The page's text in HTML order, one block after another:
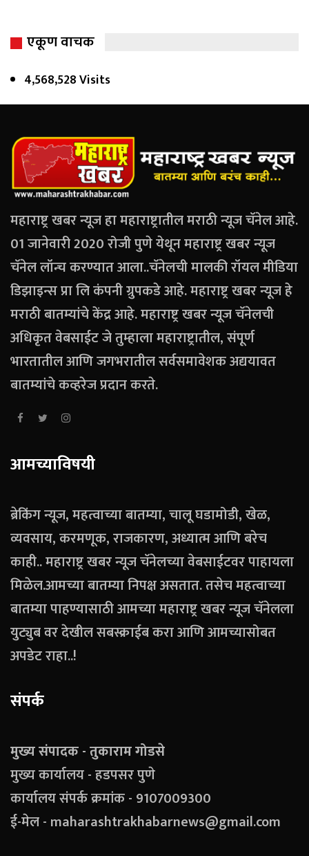
एकूण वाचक
4,568,528 Visits
महाराष्ट्र खबर न्यूज हा महाराष्ट्रातील मराठी न्यूज चॅनेल आहे.
01 जानेवारी 2020 रोजी पुणे येथून महाराष्ट्र खबर न्यूज
चॅनेल लॉन्च करण्यात आला..चॅनेलची मालकी रॉयल मीडिया
डिझाइन्स प्रा लि कंपनी ग्रुपकडे आहे. महाराष्ट्र खबर न्यूज हे
मराठी बातम्यांचे केंद्र आहे. महाराष्ट्र खबर न्यूज चॅनेलची
अधिकृत वेबसाईट जे तुम्हाला महाराष्ट्रातील, संपूर्ण
भारतातील आणि जगभरातील सर्वसमावेशक अद्ययावत
बातम्यांचे कव्हरेज प्रदान करते.
आमच्याविषयी
ब्रेकिंग न्यूज, महत्वाच्या बातम्या, चालू घडामोडी, खेळ,
व्यवसाय, करमणूक, राजकारण, अध्यात्म आणि बरेच
काही.. महाराष्ट्र खबर न्यूज चॅनेलच्या वेबसाईटवर पाहायला
मिळेल.आमच्या बातम्या निपक्ष असतात. तसेच महत्वाच्या
बातम्या पाहण्यासाठी आमच्या महाराष्ट्र खबर न्यूज चॅनेलला
युट्युब वर देखील सबस्क्राईब करा आणि आमच्यासोबत
अपडेट राहा..!
संपर्क
मुख्य संपादक - तुकाराम गोडसे
मुख्य कार्यालय - हडपसर पुणे
कार्यालय संपर्क क्रमांक - 9107009300
ई-मेल - maharashtrakhabarnews@gmail.com